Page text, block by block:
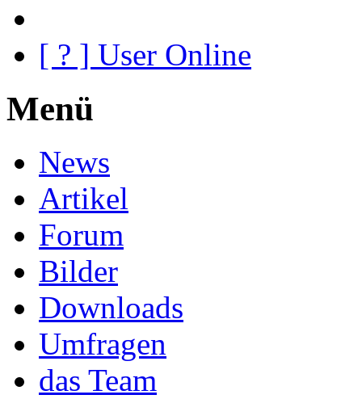
[ ? ] User Online
Menü
News
Artikel
Forum
Bilder
Downloads
Umfragen
das Team